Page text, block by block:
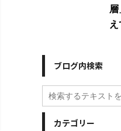
ブログ内検索
カテゴリー